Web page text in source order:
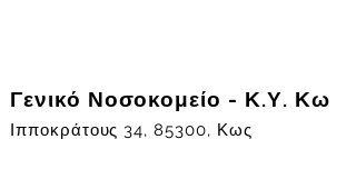
Γενικό Νοσοκομείο - Κ.Υ. Κω
Ιπποκράτους 34, 85300, Κως